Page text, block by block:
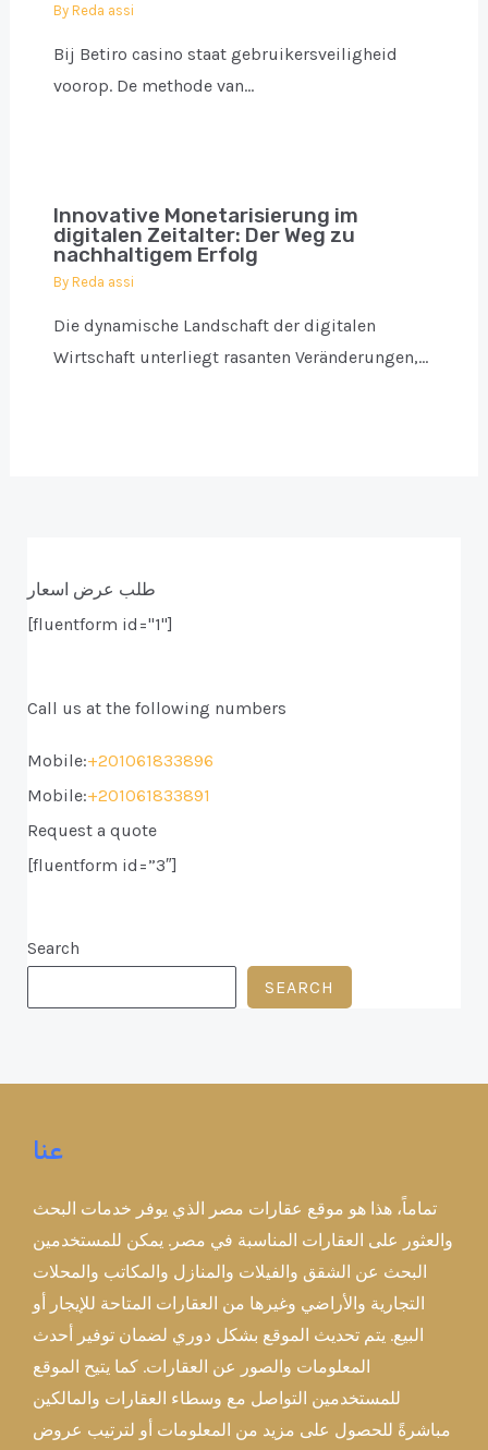
By Reda assi
Bij Betiro casino staat gebruikersveiligheid
voorop. De methode van…
Innovative Monetarisierung im
digitalen Zeitalter: Der Weg zu
nachhaltigem Erfolg
By Reda assi
Die dynamische Landschaft der digitalen
Wirtschaft unterliegt rasanten Veränderungen,…
طلب عرض اسعار
[fluentform id="1"]
Call us at the following numbers
Mobile:+201061833896
Mobile:+201061833891
Request a quote
[fluentform id=”3″]
Search
SEARCH
عنا
تماماً، هذا هو موقع عقارات مصر الذي يوفر خدمات البحث
والعثور على العقارات المناسبة في مصر. يمكن للمستخدمين
البحث عن الشقق والفيلات والمنازل والمكاتب والمحلات
التجارية والأراضي وغيرها من العقارات المتاحة للإيجار أو
البيع. يتم تحديث الموقع بشكل دوري لضمان توفير أحدث
المعلومات والصور عن العقارات. كما يتيح الموقع
للمستخدمين التواصل مع وسطاء العقارات والمالكين
مباشرةً للحصول على مزيد من المعلومات أو لترتيب عروض